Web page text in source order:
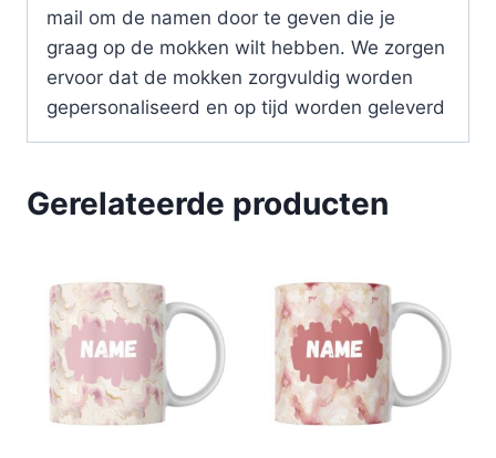
mail om de namen door te geven die je
graag op de mokken wilt hebben. We zorgen
ervoor dat de mokken zorgvuldig worden
gepersonaliseerd en op tijd worden geleverd
Gerelateerde producten